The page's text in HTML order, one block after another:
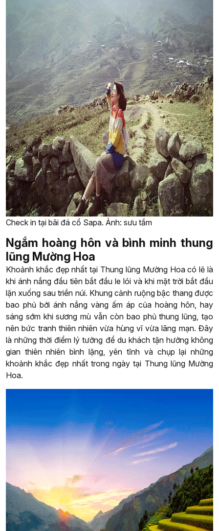
Check in tại bãi đá cổ Sapa. Ảnh: sưu tầm
Ngắm hoàng hôn và bình minh thung
lũng Mường Hoa
Khoảnh khắc đẹp nhất tại Thung lũng Mường Hoa có lẽ là
khi ánh nắng đầu tiên bắt đầu le lói và khi mặt trời bắt đầu
lặn xuống sau triền núi. Khung cảnh ruộng bậc thang được
bao phủ bởi ánh nắng vàng ấm áp của hoàng hôn, hay
sáng sớm khi sương mù vẫn còn bao phủ thung lũng, tạo
nên bức tranh thiên nhiên vừa hùng vĩ vừa lãng mạn. Đây
là những thời điểm lý tưởng để du khách tận hưởng không
gian thiên nhiên bình lặng, yên tĩnh và chụp lại những
khoảnh khắc đẹp nhất trong ngày tại Thung lũng Mường
Hoa.